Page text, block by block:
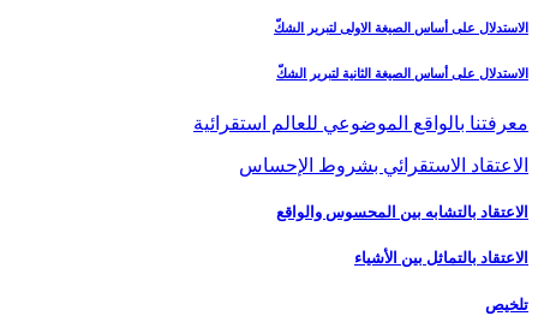
الاستدلال على أساس الصيغة الاولى لتبرير الشكّ
الاستدلال على أساس الصيغة الثانية لتبرير الشكّ
معرفتنا بالواقع الموضوعي للعالم استقرائية
الاعتقاد الاستقرائي بشروط الإحساس
الاعتقاد بالتشابه بين المحسوس والواقع
الاعتقاد بالتماثل بين الأشياء
تلخيص